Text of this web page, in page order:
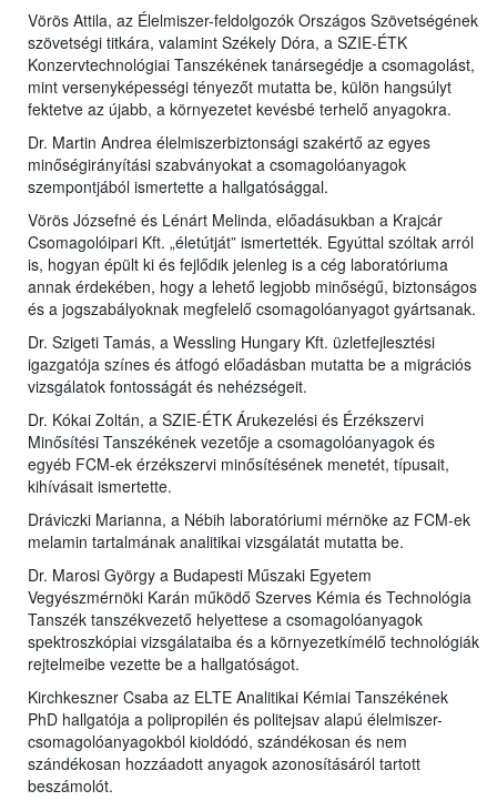
Vörös Attila, az Élelmiszer-feldolgozók Országos Szövetségének
szövetségi titkára, valamint Székely Dóra, a SZIE-ÉTK
Konzervtechnológiai Tanszékének tanársegédje a csomagolást,
mint versenyképességi tényezőt mutatta be, külön hangsúlyt
fektetve az újabb, a környezetet kevésbé terhelő anyagokra.
Dr. Martin Andrea élelmiszerbiztonsági szakértő az egyes
minőségirányítási szabványokat a csomagolóanyagok
szempontjából ismertette a hallgatósággal.
Vörös Józsefné és Lénárt Melinda, előadásukban a Krajcár
Csomagolóipari Kft. „életútját” ismertették. Egyúttal szóltak arról
is, hogyan épült ki és fejlődik jelenleg is a cég laboratóriuma
annak érdekében, hogy a lehető legjobb minőségű, biztonságos
és a jogszabályoknak megfelelő csomagolóanyagot gyártsanak.
Dr. Szigeti Tamás, a Wessling Hungary Kft. üzletfejlesztési
igazgatója színes és átfogó előadásban mutatta be a migrációs
vizsgálatok fontosságát és nehézségeit.
Dr. Kókai Zoltán, a SZIE-ÉTK Árukezelési és Érzékszervi
Minősítési Tanszékének vezetője a csomagolóanyagok és
egyéb FCM-ek érzékszervi minősítésének menetét, típusait,
kihívásait ismertette.
Dráviczki Marianna, a Nébih laboratóriumi mérnöke az FCM-ek
melamin tartalmának analitikai vizsgálatát mutatta be.
Dr. Marosi György a Budapesti Műszaki Egyetem
Vegyészmérnöki Karán működő Szerves Kémia és Technológia
Tanszék tanszékvezető helyettese a csomagolóanyagok
spektroszkópiai vizsgálataiba és a környezetkímélő technológiák
rejtelmeibe vezette be a hallgatóságot.
Kirchkeszner Csaba az ELTE Analitikai Kémiai Tanszékének
PhD hallgatója a polipropilén és politejsav alapú élelmiszer-
csomagolóanyagokból kioldódó, szándékosan és nem
szándékosan hozzáadott anyagok azonosításáról tartott
beszámolót.